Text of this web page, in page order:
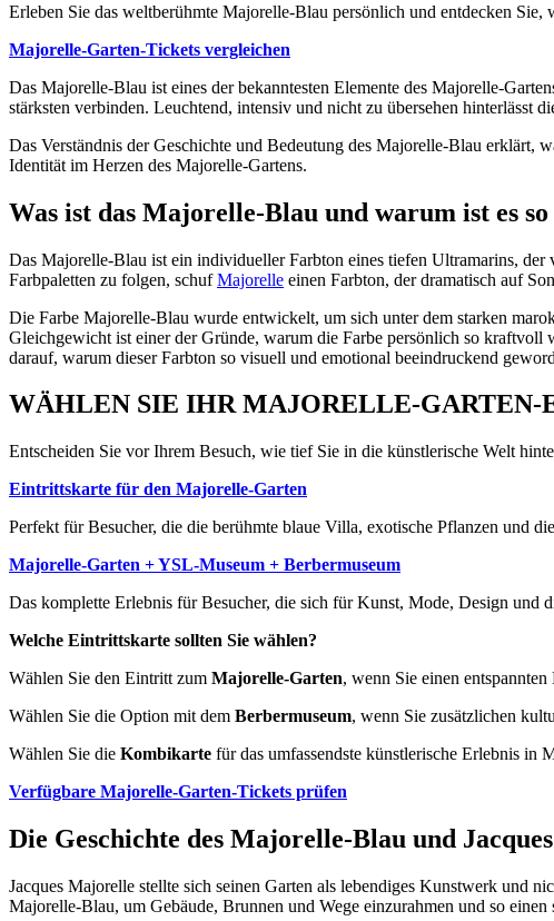
Erleben Sie das weltberühmte Majorelle-Blau persönlich und entdecken
Majorelle-Garten-Tickets vergleichen
Das Majorelle-Blau ist eines der bekanntesten Elemente des Majorelle-
stärksten verbinden. Leuchtend, intensiv und nicht zu übersehen hinterlässt
Das Verständnis der Geschichte und Bedeutung des Majorelle-Blau erklärt,
Identität im Herzen des Majorelle-Gartens.
Was ist das Majorelle-Blau und warum ist es
Das Majorelle-Blau ist ein individueller Farbton eines tiefen Ultramarins,
Farbpaletten zu folgen, schufMajorelle einen Farbton, der dramatisch auf
Die Farbe Majorelle-Blau wurde entwickelt, um sich unter dem starken
Gleichgewicht ist einer der Gründe, warum die Farbe persönlich so
darauf, warum dieser Farbton so visuell und emotional beeindruckend
WÄHLEN SIE IHR MAJORELLE-GARTEN-
Entscheiden Sie vor Ihrem Besuch, wie tief Sie in die künstlerische Welt
Eintrittskarte für den Majorelle-Garten
Perfekt für Besucher, die die berühmte blaue Villa, exotische Pflanzen und
Majorelle-Garten + YSL-Museum + Berbermuseum
Das komplette Erlebnis für Besucher, die sich für Kunst, Mode, Design und
Welche Eintrittskarte sollten Sie wählen?
Wählen Sie den Eintritt zum Majorelle-Garten, wenn Sie einen
Wählen Sie die Option mit dem Berbermuseum, wenn Sie zusätzlichen
Wählen Sie die Kombikarte für das umfassendste künstlerische Erlebnis in
Verfügbare Majorelle-Garten-Tickets prüfen
Die Geschichte des Majorelle-Blau und
Jacques Majorelle stellte sich seinen Garten als lebendiges Kunstwerk und
Majorelle-Blau, um Gebäude, Brunnen und Wege einzurahmen und so